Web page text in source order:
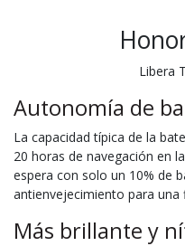
Libera
Autonomía de
La capacidad típica de la
20 horas de navegación en
espera con solo un 10% de
antienvejecimiento para una
Más brillante y